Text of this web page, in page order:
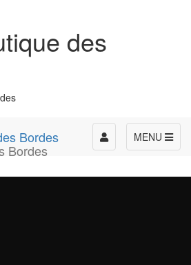
des
Bordes
MENU
Toggle
navigation